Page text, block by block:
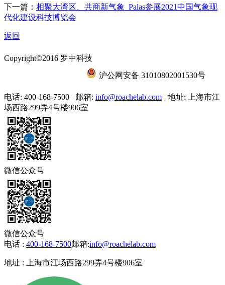
下一篇： 相聚大湾区、共商新气象_Palas参展2021中国气象现
代化建设科技博览会
返回
Copyright©2016 罗中科技
沪公网安备 31010802001530号
电话: 400-168-7500 邮箱: info@roachelab.com‍
地址: 上海市江
场西路299弄4号楼906室
微信公众号
微信公众号
电话 : 400-168-7500邮箱:info@roachelab.com‍
地址 : 上海市江场西路299弄4号楼906室